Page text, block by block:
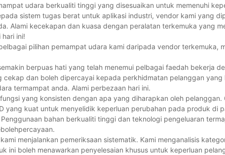
udara berkualiti tinggi yang disesuaikan untuk memenuhi
sistem tugas berat untuk aplikasi industri, vendor kami yang
Alami kecekapan dan kuasa dengan peralatan terkemuka yang
ini!
pilihan pemampat udara kami daripada vendor terkemuka,
berpuas hati yang telah menemui pelbagai faedah bekerja
dan boleh dipercayai kepada perkhidmatan pelanggan yang
termampat anda. Alami perbezaan hari ini.
yang konsisten dengan apa yang diharapkan oleh pelanggan.
yang kuat untuk menyelidik keperluan perubahan pada produk di
bahan berkualiti tinggi dan teknologi pengeluaran
menjalankan pemeriksaan sistematik. Kami menganalisis
ini boleh menawarkan penyelesaian khusus untuk keperluan